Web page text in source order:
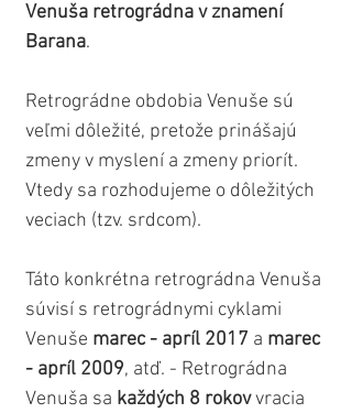
Venuša retrográdna v znamení
Barana.
Retrográdne obdobia Venuše sú
veľmi dôležité, pretože prinášajú
zmeny v myslení a zmeny priorít.
Vtedy sa rozhodujeme o dôležitých
veciach (tzv. srdcom).
Táto konkrétna retrográdna Venuša
súvisí s retrográdnymi cyklami
Venuše marec - apríl 2017 a marec
- apríl 2009, atď. - Retrográdna
Venuša sa každých 8 rokov vracia